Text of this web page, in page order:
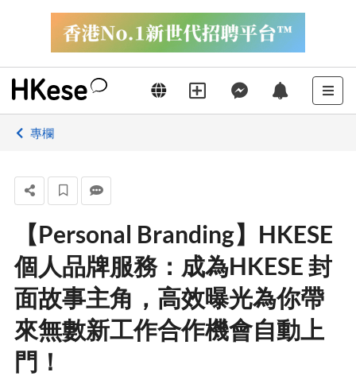
專欄
【Personal Branding】HKESE
個人品牌服務：成為HKESE 封
面故事主角，高效曝光為你帶
來無數新工作合作機會自動上
門！